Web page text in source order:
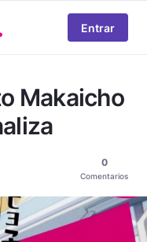
Entrar
Makaicho
0
Comentarios